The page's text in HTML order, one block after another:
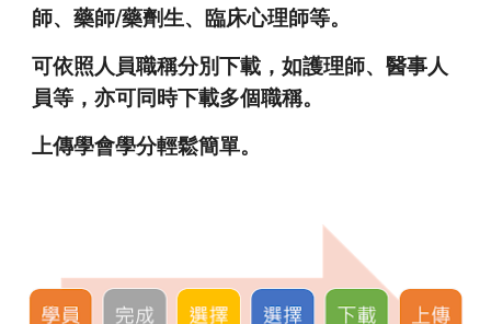
師、藥師/藥劑生、臨床心理師等。
可依照人員職稱分別下載，如護理師、醫事人
員等，亦可同時下載多個職稱。
上傳學會學分輕鬆簡單。